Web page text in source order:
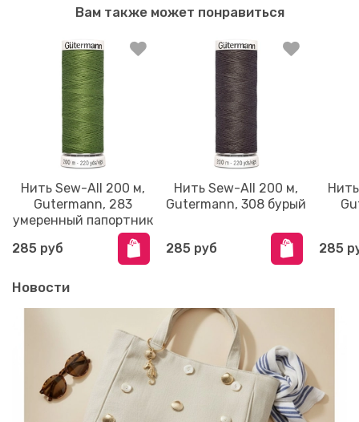
Вам также может понравиться
Нить Sew-All 200 м,
Gutermann, 283
умеренный папортник
285 руб
Нить Sew-All 200 м,
Gutermann, 308 бурый
285 руб 285
Новости